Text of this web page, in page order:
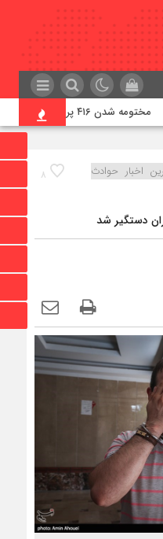
مختومه شدن ۴۱۶ پرونده در هیئت‌های صلح ایلام
۸
اخبار حوادث
دستگیر شد